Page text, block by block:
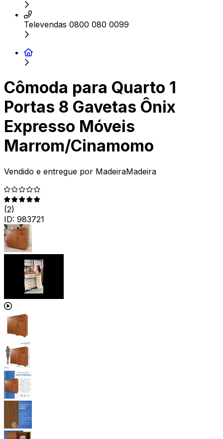
Televendas 0800 080 0099
Cômoda para Quarto 1
Portas 8 Gavetas Ônix
Expresso Móveis
Marrom/Cinamomo
Vendido e entregue por MadeiraMadeira
(2)
ID: 983721